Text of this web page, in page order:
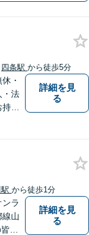
四条駅 から徒歩5分
・
・法
ち
相
詳細を見
る
から徒歩1分
ンラ
線山
様
詳細を見
る